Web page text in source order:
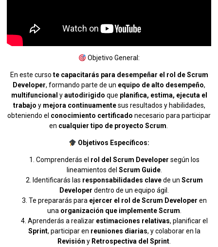
Objetivo General:
En este curso te capacitarás para desempeñar el rol de Scrum
Developer, formando parte de un equipo de alto desempeño,
multifuncional yautodirigido que planifica, estima, ejecuta el
trabajo y mejora continuamentesus resultados y habilidades,
obteniendo el conocimiento certificado necesario para participar
en cualquier tipo de proyecto Scrum.
Objetivos Específicos:
Comprenderás el rol del Scrum Developer según los
lineamientos del Scrum Guide.
Identificarás las responsabilidades clavede un Scrum
Developer dentro de un equipo ágil.
Te prepararás para ejercer el rol de Scrum Developer en
una organización que implemente Scrum.
Aprenderás a realizar estimaciones relativas, planificar el
Sprint, participar en reuniones diarias, y colaborar en la
Revisión y Retrospectiva del Sprint.